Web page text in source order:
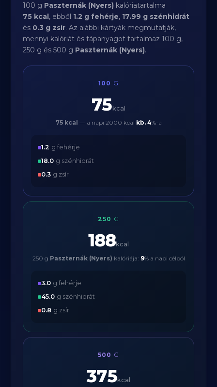
100 g Paszternák (Nyers) kalóriatartalma
75 kcal, ebből 1.2 g fehérje, 17.99 g szénhidrát
és 0.3 g zsír. Az alábbi kártyák megmutatják,
mennyi kalóriát és tápanyagot tartalmaz 100 g,
250 g és 500 g Paszternák (Nyers).
100 G
75 kcal
75 kcal — a napi 2000 kcal kb. 4%-a
1.2 g fehérje
18.0 g szénhidrát
0.3 g zsír
250 G
188kcal
250 g Paszternák (Nyers) kalóriája: 9% a napi célból
3.0 g fehérje
45.0 g szénhidrát
0.8 g zsír
500 G
375kcal